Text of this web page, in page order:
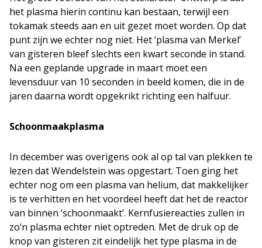
het plasma hierin continu kan bestaan, terwijl een
tokamak steeds aan en uit gezet moet worden. Op dat
punt zijn we echter nog niet. Het ‘plasma van Merkel’
van gisteren bleef slechts een kwart seconde in stand.
Na een geplande upgrade in maart moet een
levensduur van 10 seconden in beeld komen, die in de
jaren daarna wordt opgekrikt richting een halfuur.
Schoonmaakplasma
In december was overigens ook al op tal van plekken te
lezen dat Wendelstein was opgestart. Toen ging het
echter nog om een plasma van helium, dat makkelijker
is te verhitten en het voordeel heeft dat het de reactor
van binnen ‘schoonmaakt’. Kernfusiereacties zullen in
zo’n plasma echter niet optreden. Met de druk op de
knop van gisteren zit eindelijk het type plasma in de